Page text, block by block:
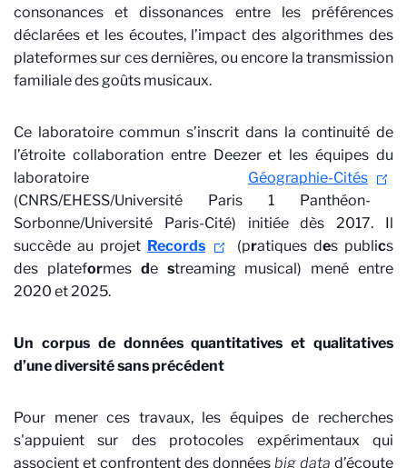
consonances et dissonances entre les préférences
déclarées et les écoutes, l’impact des algorithmes des
plateformes sur ces dernières, ou encore la transmission
familiale des goûts musicaux.
Ce laboratoire commun s’inscrit dans la continuité de
l’étroite collaboration entre Deezer et les équipes du
laboratoire Géographie-Cités
(CNRS/EHESS/Université Paris 1 Panthéon-
Sorbonne/Université Paris-Cité) initiée dès 2017. Il
succède au projet Records (pratiques des publics
des plateformes de streaming musical) mené entre
2020 et 2025.
Un corpus de données quantitatives et qualitatives
d’une diversité sans précédent
Pour mener ces travaux, les équipes de recherches
s'appuient sur des protocoles expérimentaux qui
associent et confrontent des données big data d’écoute